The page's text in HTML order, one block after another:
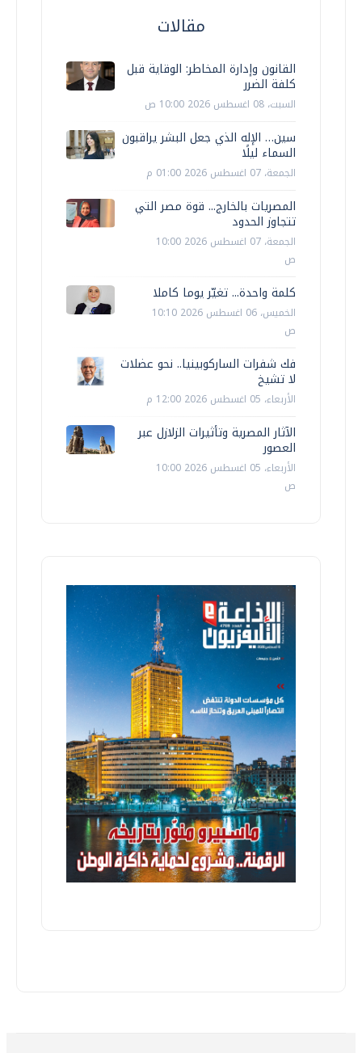
مقالات
القانون وإدارة المخاطر: الوقاية قبل
كلفة الضرر
السبت، 08 اغسطس 2026 10:00 ص
سين… الإله الذي جعل البشر يراقبون
السماء ليلًا
الجمعة، 07 اغسطس 2026 01:00 م
المصريات بالخارج... قوة مصر التي
تتجاوز الحدود
الجمعة، 07 اغسطس 2026 10:00
ص
كلمة واحدة... تغيّر يوما كاملا
الخميس، 06 اغسطس 2026 10:10
ص
فك شفرات الساركوبينيا.. نحو عضلات
لا تشيخ
الأربعاء، 05 اغسطس 2026 12:00 م
الآثار المصرية وتأثيرات الزلازل عبر
العصور
الأربعاء، 05 اغسطس 2026 10:00
ص